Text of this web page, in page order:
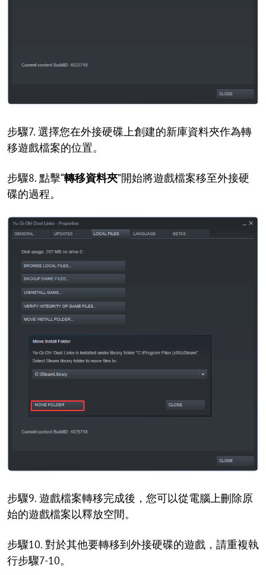
步驟7. 選擇您在外接硬碟上創建的新庫資料夾作為轉
移遊戲檔案的位置。
步驟8. 點擊“轉移資料夾”開始將遊戲檔案移至外接硬
碟的過程。
步驟9. 遊戲檔案轉移完成後，您可以從電腦上刪除原
始的遊戲檔案以釋放空間。
步驟10. 對於其他要轉移到外接硬碟的遊戲，請重複執
行步驟7-10。